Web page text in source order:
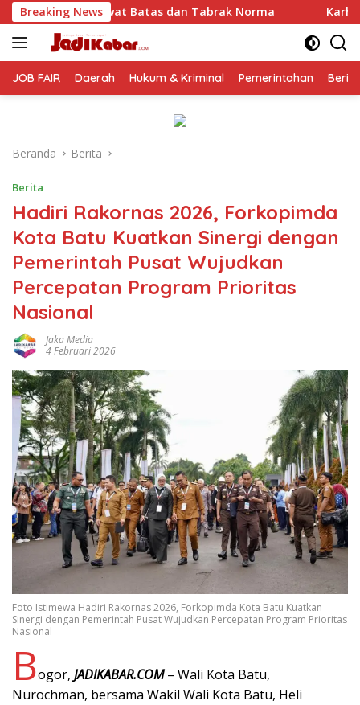
Langsung
ke
konten
Breaking News
dan Tabrak Norma Karhutla Bromo Hari
JOB FAIR Daerah Hukum & Kriminal Pemerintahan
Beranda Berita
Berita
Hadiri Rakornas 2026, Forkopimda
Kota Batu Kuatkan Sinergi dengan
Pemerintah Pusat Wujudkan
Percepatan Program Prioritas
Nasional
Jaka Media
4 Februari 2026
Foto Istimewa Hadiri Rakornas 2026, Forkopimda Kota Batu Kuatkan
Sinergi dengan Pemerintah Pusat Wujudkan Percepatan Program Prioritas
Nasional
Bogor, JADIKABAR.COM– Wali Kota Batu,
Nurochman, bersama Wakil Wali Kota Batu, Heli